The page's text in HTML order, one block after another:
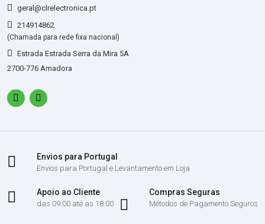
geral@clrelectronica.pt
214914862
(Chamada para rede fixa nacional)
Estrada Estrada Serra da Mira 5A
2700-776 Amadora
Envios para Portugal
Envios para Portugal e Levantamento em Loja
Apoio ao Cliente
das 09:00 até as 18:00
Compras Seguras
Métodos de Pagamento Seguros